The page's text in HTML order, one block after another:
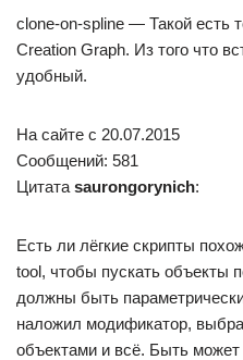
clone-on-spline — Такой есть
Creation Graph. Из того что
удобный.
На сайте c 20.07.2015
Сообщений: 581
Цитата saurongorynich:
Есть ли лёгкие скрипты
tool, чтобы пускать объекты
должны быть
наложил модификатор,
объектами и всё. Быть может